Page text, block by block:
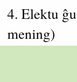
4. Elektu
mening)